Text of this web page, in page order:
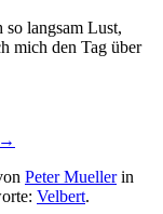
so langsam Lust,
mich den Tag über
→
Peter Muellerin
Velbert.